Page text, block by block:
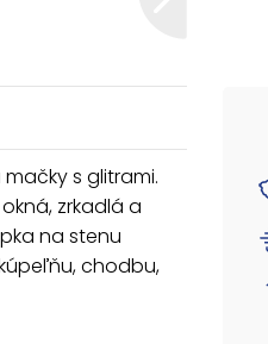
s glitrami.
zrkadlá a
na stenu
chodbu,